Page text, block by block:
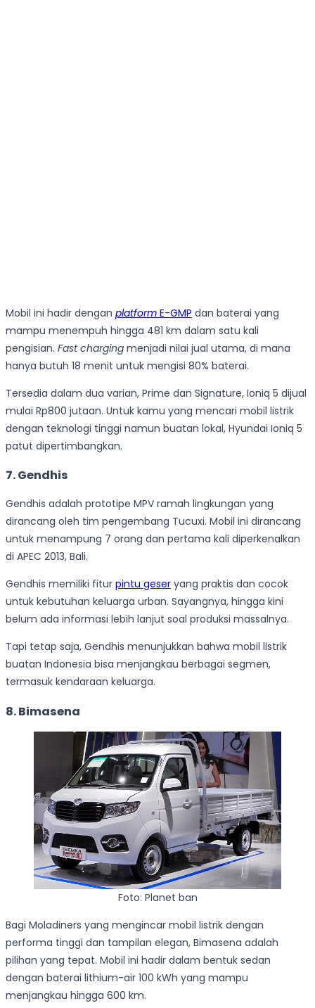
Mobil ini hadir dengan platform E-GMP dan baterai yang
mampu menempuh hingga 481 km dalam satu kali
pengisian. Fast charging menjadi nilai jual utama, di mana
hanya butuh 18 menit untuk mengisi 80% baterai.
Tersedia dalam dua varian, Prime dan Signature, Ioniq 5 dijual
mulai Rp800 jutaan. Untuk kamu yang mencari mobil listrik
dengan teknologi tinggi namun buatan lokal, Hyundai Ioniq 5
patut dipertimbangkan.
7. Gendhis
Gendhis adalah prototipe MPV ramah lingkungan yang
dirancang oleh tim pengembang Tucuxi. Mobil ini dirancang
untuk menampung 7 orang dan pertama kali diperkenalkan
di APEC 2013, Bali.
Gendhis memiliki fitur pintu geser yang praktis dan cocok
untuk kebutuhan keluarga urban. Sayangnya, hingga kini
belum ada informasi lebih lanjut soal produksi massalnya.
Tapi tetap saja, Gendhis menunjukkan bahwa mobil listrik
buatan Indonesia bisa menjangkau berbagai segmen,
termasuk kendaraan keluarga.
8. Bimasena
Foto: Planet ban
Bagi Moladiners yang mengincar mobil listrik dengan
performa tinggi dan tampilan elegan, Bimasena adalah
pilihan yang tepat. Mobil ini hadir dalam bentuk sedan
dengan baterai lithium-air 100 kWh yang mampu
menjangkau hingga 600 km.